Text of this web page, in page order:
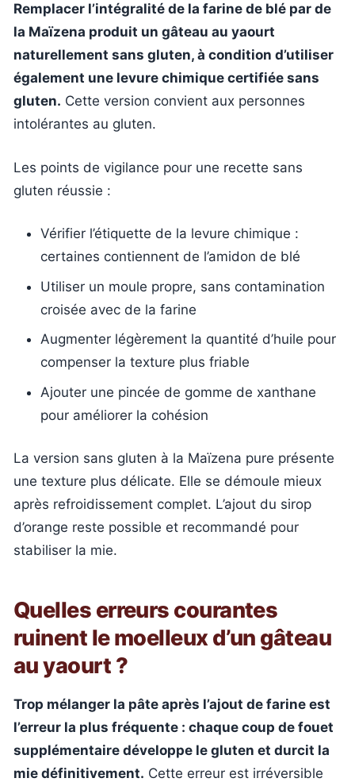
Remplacer l’intégralité de la farine de blé par de
la Maïzena produit un gâteau au yaourt
naturellement sans gluten, à condition d’utiliser
également une levure chimique certifiée sans
gluten. Cette version convient aux personnes
intolérantes au gluten.
Les points de vigilance pour une recette sans
gluten réussie :
Vérifier l’étiquette de la levure chimique :
certaines contiennent de l’amidon de blé
Utiliser un moule propre, sans contamination
croisée avec de la farine
Augmenter légèrement la quantité d’huile pour
compenser la texture plus friable
Ajouter une pincée de gomme de xanthane
pour améliorer la cohésion
La version sans gluten à la Maïzena pure présente
une texture plus délicate. Elle se démoule mieux
après refroidissement complet. L’ajout du sirop
d’orange reste possible et recommandé pour
stabiliser la mie.
Quelles erreurs courantes
ruinent le moelleux d’un gâteau
au yaourt ?
Trop mélanger la pâte après l’ajout de farine est
l’erreur la plus fréquente : chaque coup de fouet
supplémentaire développe le gluten et durcit la
mie définitivement. Cette erreur est irréversible